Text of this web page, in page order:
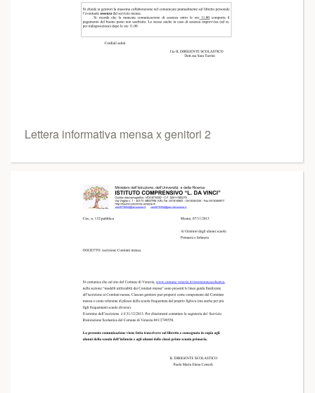
Lettera informativa mensa x genitori 2